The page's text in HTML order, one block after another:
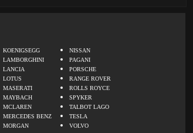
KOENIGSEGG
LAMBORGHINI
LANCIA
LOTUS
MASERATI
MAYBACH
MCLAREN
MERCEDES BENZ
MORGAN
NISSAN
PAGANI
PORSCHE
RANGE ROVER
ROLLS ROYCE
SPYKER
TALBOT LAGO
TESLA
VOLVO